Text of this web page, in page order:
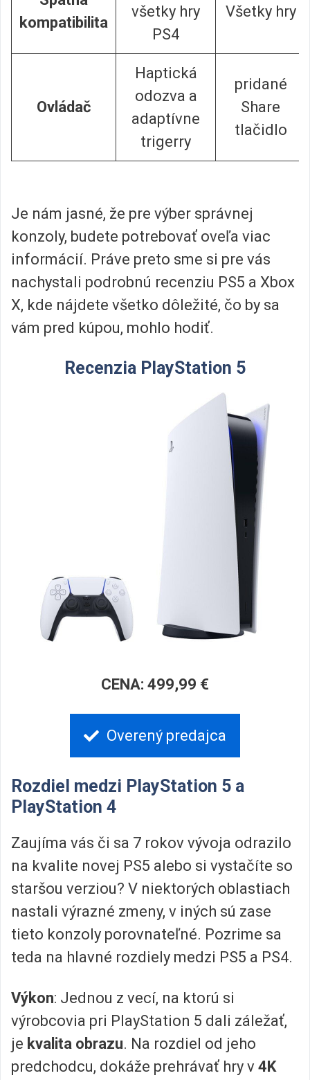
kompatibilita
všetky hry
PS4
Všetky hry
Ovládač
Haptická
odozva a
adaptívne
trigerry
pridané
Share
tlačidlo
Je nám jasné, že pre výber správnej
konzoly, budete potrebovať oveľa viac
informácií. Práve preto sme si pre vás
nachystali podrobnú recenziu PS5 a Xbox
X, kde nájdete všetko dôležité, čo by sa
vám pred kúpou, mohlo hodiť.
Recenzia PlayStation 5
CENA: 499,99 €
Overený predajca
Rozdiel medzi PlayStation 5 a
PlayStation 4
Zaujíma vás či sa 7 rokov vývoja odrazilo
na kvalite novej PS5 alebo si vystačíte so
staršou verziou? V niektorých oblastiach
nastali výrazné zmeny, v iných sú zase
tieto konzoly porovnateľné. Pozrime sa
teda na hlavné rozdiely medzi PS5 a PS4.
Výkon: Jednou z vecí, na ktorú si
výrobcovia pri PlayStation 5 dali záležať,
je kvalita obrazu. Na rozdiel od jeho
predchodcu, dokáže prehrávať hry v 4K